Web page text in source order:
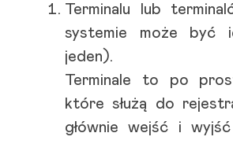
Terminalu lub
systemie może być
jeden).
Terminale to po
które służą do
głównie wejść i